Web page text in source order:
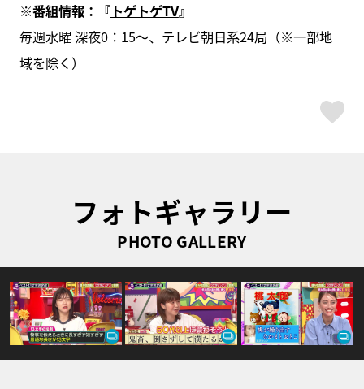
※番組情報：『トゲトゲTV』
毎週水曜 深夜0：15～、テレビ朝日系24局（※一部地
域を除く）
フォトギャラリー
PHOTO GALLERY